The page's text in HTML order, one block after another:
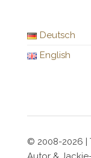
Deutsch
English
© 2008-2026 |